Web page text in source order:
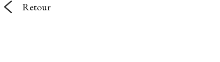
Retour